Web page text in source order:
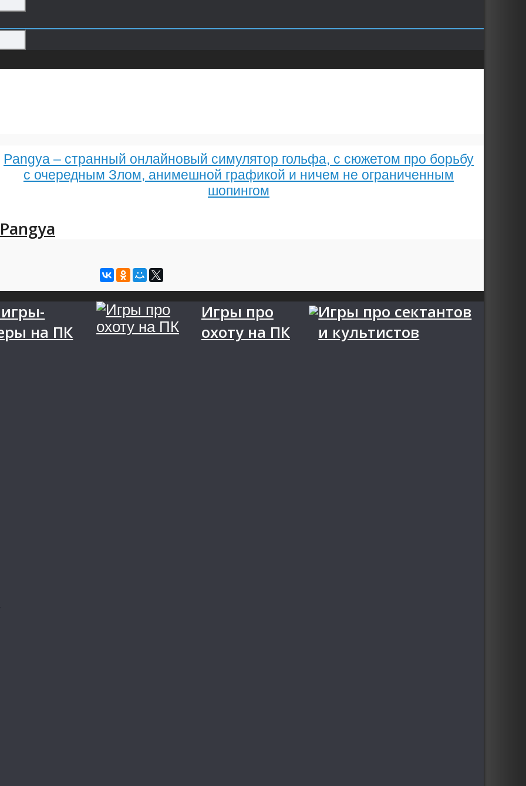
Pangya – странный онлайновый симулятор гольфа, с сюжетом про борьбу
с очередным Злом, анимешной графикой и ничем не ограниченным
шопингом
Pangya
на ПК
Игры про
охоту на ПК
Игры про сектантов
и культистов